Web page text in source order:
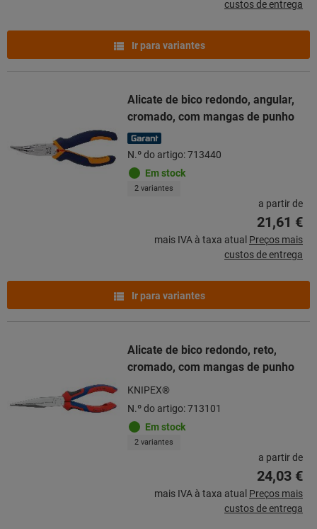
custos de entrega
Ir para variantes
Alicate de bico redondo, angular,
cromado, com mangas de punho
N.º do artigo: 713440
Em stock
2 variantes
a partir de
21,61 €
mais IVA à taxa atual Preços mais
custos de entrega
Ir para variantes
Alicate de bico redondo, reto,
cromado, com mangas de punho
KNIPEX®
N.º do artigo: 713101
Em stock
2 variantes
a partir de
24,03 €
mais IVA à taxa atual Preços mais
custos de entrega